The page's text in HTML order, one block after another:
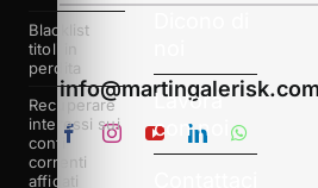
info@martingalerisk.com
Blacklist
titoli in
perdita
Recuperare
interessi sui
conti
correnti
affidati
Lavora
con noi